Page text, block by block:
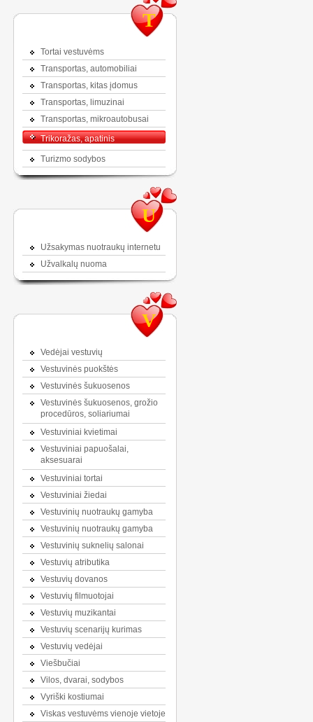
T
Tortai vestuvėms
Transportas, automobiliai
Transportas, kitas įdomus
Transportas, limuzinai
Transportas, mikroautobusai
Trikoražas, apatinis
Turizmo sodybos
U
Užsakymas nuotraukų internetu
Užvalkalų nuoma
V
Vedėjai vestuvių
Vestuvinės puokštės
Vestuvinės šukuosenos
Vestuvinės šukuosenos, grožio
procedūros, soliariumai
Vestuviniai kvietimai
Vestuviniai papuošalai,
aksesuarai
Vestuviniai tortai
Vestuviniai žiedai
Vestuvinių nuotraukų gamyba
Vestuvinių nuotraukų gamyba
Vestuvinių suknelių salonai
Vestuvių atributika
Vestuvių dovanos
Vestuvių filmuotojai
Vestuvių muzikantai
Vestuvių scenarijų kurimas
Vestuvių vedėjai
Viešbučiai
Vilos, dvarai, sodybos
Vyriški kostiumai
Viskas vestuvėms vienoje vietoje